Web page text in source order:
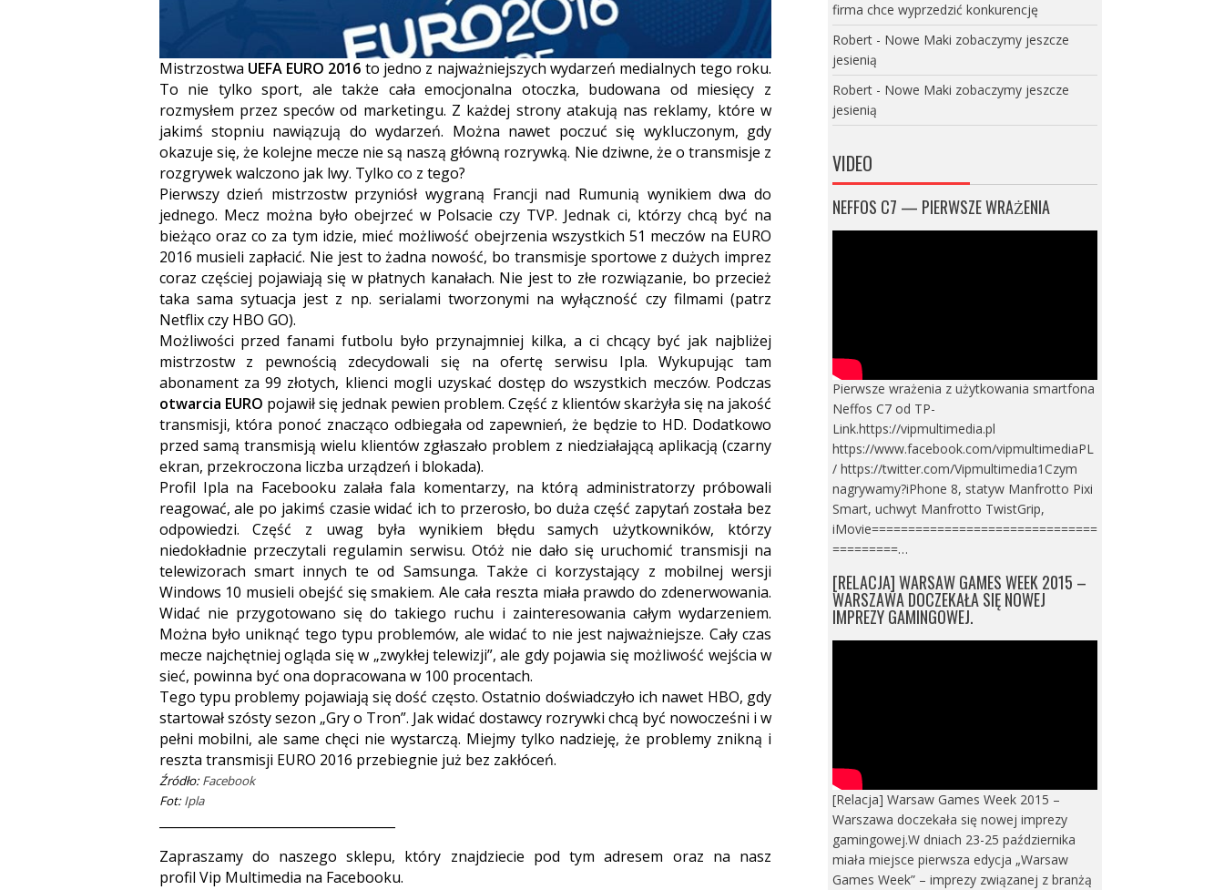
Mistrzostwa UEFA EURO 2016 to jedno z najważniejszych wydarzeń medialnych tego roku.
To nie tylko sport, ale także cała emocjonalna otoczka, budowana od miesięcy z
rozmysłem przez speców od marketingu. Z każdej strony atakują nas reklamy, które w
jakimś stopniu nawiązują do wydarzeń. Można nawet poczuć się wykluczonym, gdy
okazuje się, że kolejne mecze nie są naszą główną rozrywką. Nie dziwne, że o transmisje z
rozgrywek walczono jak lwy. Tylko co z tego?
Pierwszy dzień mistrzostw przyniósł wygraną Francji nad Rumunią wynikiem dwa do
jednego. Mecz można było obejrzeć w Polsacie czy TVP. Jednak ci, którzy chcą być na
bieżąco oraz co za tym idzie, mieć możliwość obejrzenia wszystkich 51 meczów na EURO
2016 musieli zapłacić. Nie jest to żadna nowość, bo transmisje sportowe z dużych imprez
coraz częściej pojawiają się w płatnych kanałach. Nie jest to złe rozwiązanie, bo przecież
taka sama sytuacja jest z np. serialami tworzonymi na wyłączność czy filmami (patrz
Netflix czy HBO GO).
Możliwości przed fanami futbolu było przynajmniej kilka, a ci chcący być jak najbliżej
mistrzostw z pewnością zdecydowali się na ofertę serwisu Ipla. Wykupując tam
abonament za 99 złotych, klienci mogli uzyskać dostęp do wszystkich meczów. Podczas
otwarcia EURO pojawił się jednak pewien problem. Część z klientów skarżyła się na jakość
transmisji, która ponoć znacząco odbiegała od zapewnień, że będzie to HD. Dodatkowo
przed samą transmisją wielu klientów zgłaszało problem z niedziałającą aplikacją (czarny
ekran, przekroczona liczba urządzeń i blokada).
Profil Ipla na Facebooku zalała fala komentarzy, na którą administratorzy próbowali
reagować, ale po jakimś czasie widać ich to przerosło, bo duża część zapytań została bez
odpowiedzi. Część z uwag była wynikiem błędu samych użytkowników, którzy
niedokładnie przeczytali regulamin serwisu. Otóż nie dało się uruchomić transmisji na
telewizorach smart innych te od Samsunga. Także ci korzystający z mobilnej wersji
Windows 10 musieli obejść się smakiem. Ale cała reszta miała prawdo do zdenerwowania.
Widać nie przygotowano się do takiego ruchu i zainteresowania całym wydarzeniem.
Można było uniknąć tego typu problemów, ale widać to nie jest najważniejsze. Cały czas
mecze najchętniej ogląda się w „zwykłej telewizji”, ale gdy pojawia się możliwość wejścia w
sieć, powinna być ona dopracowana w 100 procentach.
Tego typu problemy pojawiają się dość często. Ostatnio doświadczyło ich nawet HBO, gdy
startował szósty sezon „Gry o Tron”. Jak widać dostawcy rozrywki chcą być nowocześni i w
pełni mobilni, ale same chęci nie wystarczą. Miejmy tylko nadzieję, że problemy znikną i
reszta transmisji EURO 2016 przebiegnie już bez zakłóceń.
Źródło:Facebook
Fot:Ipla
Zapraszamy do naszego sklepu, który znajdziecie podtym adresem oraz na nasz
profil Vip Multimedia na Facebooku.
firma chce wyprzedzić konkurencję
Robert- Nowe Maki zobaczymy jeszcze
jesienią
Robert- Nowe Maki zobaczymy jeszcze
jesienią
VIDEO
NEFFOS C7 — PIERWSZE WRAŻENIA
Pierwsze wrażenia z użytkowania smartfona
Neffos C7 od TP-
Link.https://vipmultimedia.pl
https://www.facebook.com/vipmultimediaPL
/ https://twitter.com/Vipmultimedia1Czym
nagrywamy?iPhone 8, statyw Manfrotto Pixi
Smart, uchwyt Manfrotto TwistGrip,
iMovie===============================
=========…
[RELACJA] WARSAW GAMES WEEK 2015 –
WARSZAWA DOCZEKAŁA SIĘ NOWEJ
IMPREZY GAMINGOWEJ.
[Relacja] Warsaw Games Week 2015 –
Warszawa doczekała się nowej imprezy
gamingowej.W dniach 23-25 października
miała miejsce pierwsza edycja „Warsaw
Games Week” – imprezy związanej z branżą